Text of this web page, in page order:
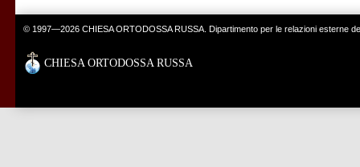
© 1997—2026 CHIESA ORTODOSSA RUSSA. Dipartimento per le relazioni esterne
CHIESA ORTODOSSA RUSSA